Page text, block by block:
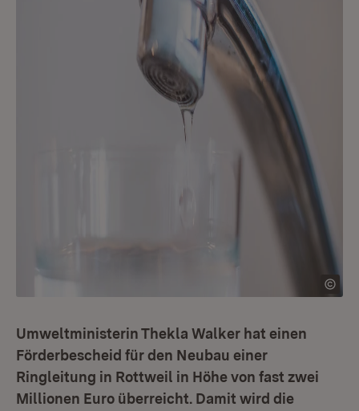
Umweltministerin Thekla Walker hat einen
Förderbescheid für den Neubau einer
Ringleitung in Rottweil in Höhe von fast zwei
Millionen Euro überreicht. Damit wird die